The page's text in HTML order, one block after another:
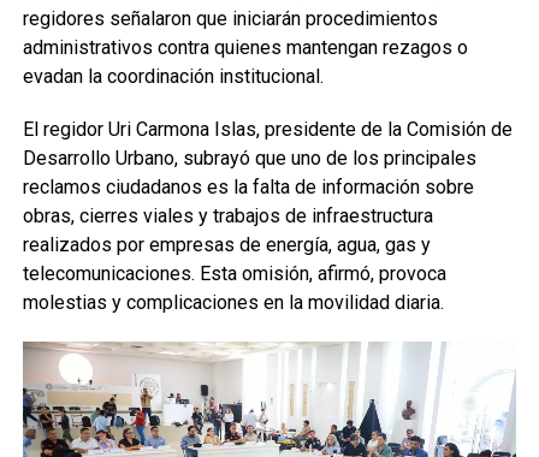
regidores señalaron que iniciarán procedimientos
administrativos contra quienes mantengan rezagos o
evadan la coordinación institucional.
El regidor Uri Carmona Islas, presidente de la Comisión de
Desarrollo Urbano, subrayó que uno de los principales
reclamos ciudadanos es la falta de información sobre
obras, cierres viales y trabajos de infraestructura
realizados por empresas de energía, agua, gas y
telecomunicaciones. Esta omisión, afirmó, provoca
molestias y complicaciones en la movilidad diaria.